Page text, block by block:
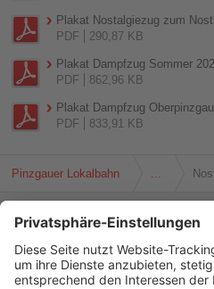
Plakat Nostalgiezug zum
PDF
290,87 KB
Plakat Dampfzug Sommer
PDF
862,96 KB
Plakat Dampfzug
PDF
833,91 KB
Pinzgauer Lokalbahn
Pinzgauer Lokalbahn
Brucker Bundesstrasse 21